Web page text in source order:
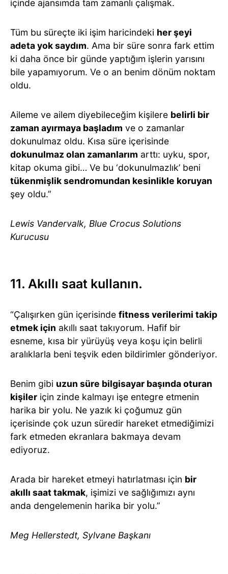
içinde ajansımda tam zamanlı çalışmak.
Tüm bu süreçte iki işim haricindeki her şeyi
adeta yok saydım. Ama bir süre sonra fark ettim
ki daha önce bir günde yaptığım işlerin yarısını
bile yapamıyorum. Ve o an benim dönüm noktam
oldu.
Aileme ve ailem diyebileceğim kişilere belirli bir
zaman ayırmaya başladım ve o zamanlar
dokunulmaz oldu. Kısa süre içerisinde
dokunulmaz olan zamanlarım arttı: uyku, spor,
kitap okuma gibi… Ve bu ‘dokunulmazlık’ beni
tükenmişlik sendromundan kesinlikle koruyan
şey oldu.”
Lewis Vandervalk, Blue Crocus Solutions
Kurucusu
11. Akıllı saat kullanın.
“Çalışırken gün içerisinde fitness verilerimi takip
etmek için akıllı saat takıyorum. Hafif bir
esneme, kısa bir yürüyüş veya koşu için belirli
aralıklarla beni teşvik eden bildirimler gönderiyor.
Benim gibi uzun süre bilgisayar başında oturan
kişiler için zinde kalmayı işe entegre etmenin
harika bir yolu. Ne yazık ki çoğumuz gün
içerisinde çok uzun süredir hareket etmediğimizi
fark etmeden ekranlara bakmaya devam
ediyoruz.
Arada bir hareket etmeyi hatırlatması için bir
akıllı saat takmak, işimizi ve sağlığımızı aynı
anda dengelemenin harika bir yolu.”
Meg Hellerstedt, Sylvane Başkanı